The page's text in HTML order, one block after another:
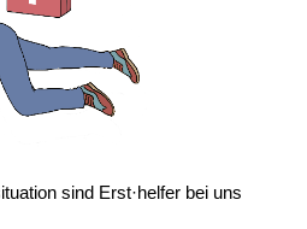
sind Erst·helfer bei uns